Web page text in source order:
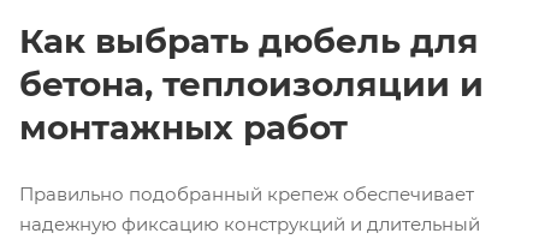
Как выбрать дюбель для
бетона, теплоизоляции и
монтажных работ
Правильно подобранный крепеж обеспечивает
надежную фиксацию конструкций и длительный